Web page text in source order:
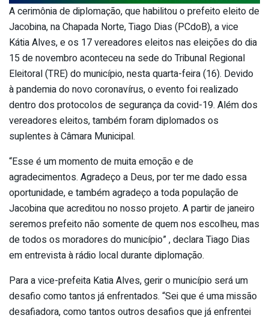
A cerimônia de diplomação, que habilitou o prefeito eleito de
Jacobina, na Chapada Norte, Tiago Dias (PCdoB), a vice
Kátia Alves, e os 17 vereadores eleitos nas eleições do dia
15 de novembro aconteceu na sede do Tribunal Regional
Eleitoral (TRE) do município, nesta quarta-feira (16). Devido
à pandemia do novo coronavírus, o evento foi realizado
dentro dos protocolos de segurança da covid-19. Além dos
vereadores eleitos, também foram diplomados os
suplentes à Câmara Municipal.
“Esse é um momento de muita emoção e de
agradecimentos. Agradeço a Deus, por ter me dado essa
oportunidade, e também agradeço a toda população de
Jacobina que acreditou no nosso projeto. A partir de janeiro
seremos prefeito não somente de quem nos escolheu, mas
de todos os moradores do município” , declara Tiago Dias
em entrevista à rádio local durante diplomação.
Para a vice-prefeita Katia Alves, gerir o município será um
desafio como tantos já enfrentados. “Sei que é uma missão
desafiadora, como tantos outros desafios que já enfrentei